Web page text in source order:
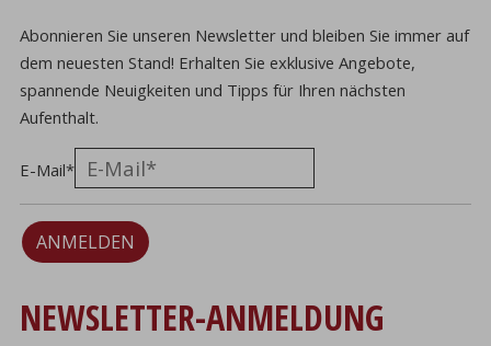
Abonnieren Sie unseren Newsletter und bleiben Sie immer auf
dem neuesten Stand! Erhalten Sie exklusive Angebote,
spannende Neuigkeiten und Tipps für Ihren nächsten
Aufenthalt.
E-Mail*
ANMELDEN
NEWSLETTER-ANMELDUNG